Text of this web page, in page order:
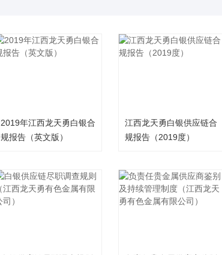
2019年江西龙天勇白银合
规报告（英文版）
江西龙天勇白银供应链合
规报告（2019度）